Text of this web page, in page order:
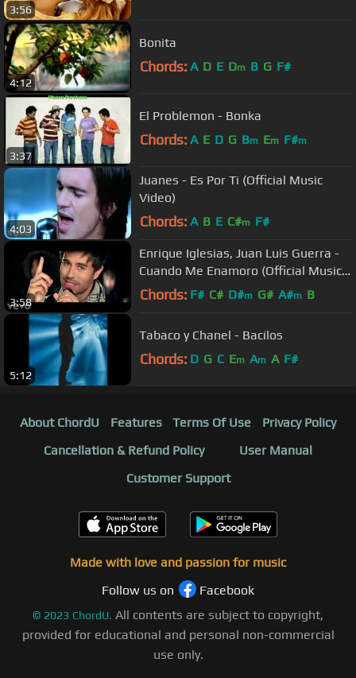
3:56
4:12
Bonita
Chords: A D E Dm B G F#
3:37
El Problemon - Bonka
Chords: A E D G Bm Em F#m
4:03
Juanes - Es Por Ti (Official Music
Video)
Chords: A B E C#m F#
3:58
Enrique Iglesias, Juan Luis Guerra -
Cuando Me Enamoro (Official Music
Video)
Chords: F# C# D#m G# A#m B
5:12
Tabaco y Chanel - Bacilos
Chords: D G C Em Am A F#
About ChordU Features Terms Of Use
Privacy Policy
Cancellation & Refund Policy
User Manual
Customer Support
Made with love and passion for music
Follow us on
Facebook
© 2023 ChordU. All contents are subject to copyright,
provided for educational and personal non-commercial
use only.